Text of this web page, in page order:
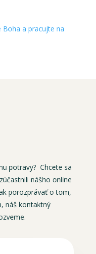
Boha a pracujte na
potravy? Chcete sa
nášho online
porozprávať o tom,
náš kontaktný